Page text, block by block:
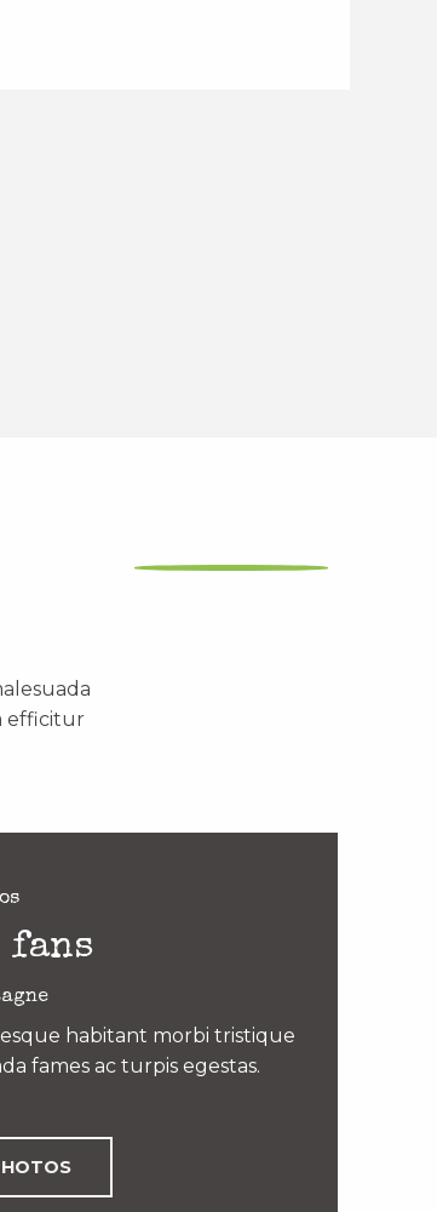
efficitur
fans
habitant morbi tristique
fames ac turpis egestas.